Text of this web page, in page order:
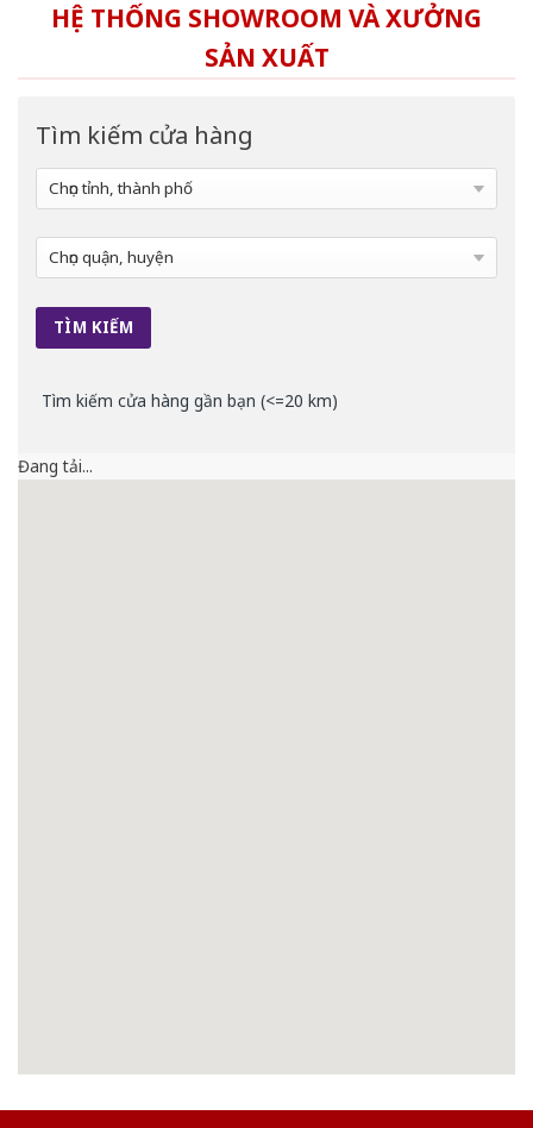
HỆ THỐNG SHOWROOM VÀ XƯỞNG
SẢN XUẤT
Tìm kiếm cửa hàng
Tìm kiếm cửa hàng gần bạn (<=20 km)
Đang tải...